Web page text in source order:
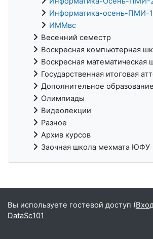
Информатика-осень-ПМИ-1
ИММвс
Весенний семестр
Воскресная компьютерная
Воскресная математическая
Государственная итоговая
Дополнительное образование
Олимпиады
Видеолекции
Разное
Архив курсов
Заочная школа мехмата ЮФУ
Вы используете гостевой доступ (Вход
DataSc101